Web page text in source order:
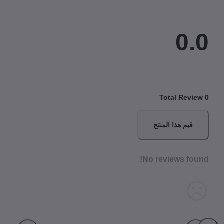
Total
قيم هذا المنتج
No reviews